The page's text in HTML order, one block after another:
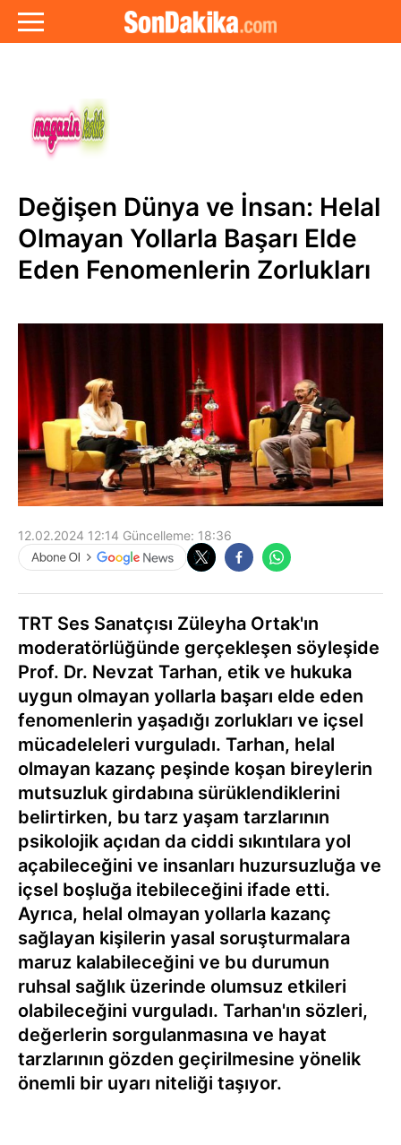
Değişen Dünya ve İnsan: Helal
Olmayan Yollarla Başarı Elde
Eden Fenomenlerin Zorlukları
12.02.2024 12:14 Güncelleme: 18:36
TRT Ses Sanatçısı Züleyha Ortak'ın
moderatörlüğünde gerçekleşen söyleşide
Prof. Dr. Nevzat Tarhan, etik ve hukuka
uygun olmayan yollarla başarı elde eden
fenomenlerin yaşadığı zorlukları ve içsel
mücadeleleri vurguladı. Tarhan, helal
olmayan kazanç peşinde koşan bireylerin
mutsuzluk girdabına sürüklendiklerini
belirtirken, bu tarz yaşam tarzlarının
psikolojik açıdan da ciddi sıkıntılara yol
açabileceğini ve insanları huzursuzluğa ve
içsel boşluğa itebileceğini ifade etti.
Ayrıca, helal olmayan yollarla kazanç
sağlayan kişilerin yasal soruşturmalara
maruz kalabileceğini ve bu durumun
ruhsal sağlık üzerinde olumsuz etkileri
olabileceğini vurguladı. Tarhan'ın sözleri,
değerlerin sorgulanmasına ve hayat
tarzlarının gözden geçirilmesine yönelik
önemli bir uyarı niteliği taşıyor.